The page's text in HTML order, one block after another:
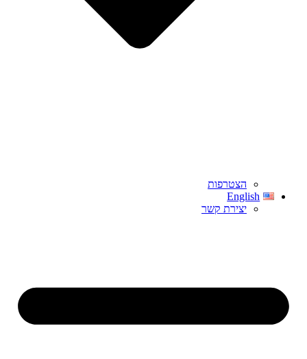
הצטרפות
English
יצירת קשר